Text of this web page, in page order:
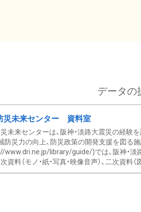
データの
災未来センター 資料室
未来センターは、阪神・淡路大震災の経験
防災力の向上、防災政策の開発支援を図る
www.dri.ne.jp/library/guide/)では、阪神・淡
資料（モノ・紙・写真・映像音声）、二次資料（